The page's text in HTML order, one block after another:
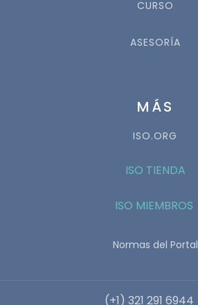
CURSO
ASESORÍA
MÁS
ISO.ORG
ISO TIENDA
ISO MIEMBROS
Normas del Portal
(+1) 321 291 6944